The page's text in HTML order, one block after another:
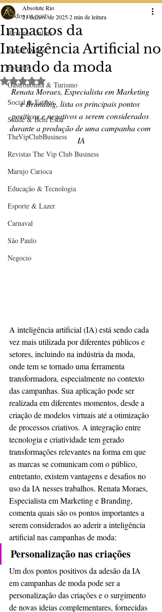
Todos os posts
Revistas Online
Jornal Online
Eventos
Gastronomia & Turismo
Social & Estilos
Saúde & Bem Estar
TheVipClubBusiness
Revistas The Vip Club Business
Marujo Carioca
Educação & Tecnologia
Esporte & Lazer
Carnaval
São Paulo
Negocio
Impactos da
Inteligência Artificial no
mundo da moda
Absolute Rio
21 de nov. de 20252 min de leitura
Avaliado com NaN de 5 estrelas.
Renata Moraes, Especialista em Marketing
e Branding, lista os principais pontos
positivos e negativos a serem considerados
durante a produção de uma campanha com
IA
A inteligência artificial (IA) está sendo cada
vez mais utilizada por diferentes públicos e
setores, incluindo na indústria da moda,
onde tem se tornado uma ferramenta
transformadora, especialmente no contexto
das campanhas. Sua aplicação pode ser
realizada em diferentes momentos, desde a
criação de modelos virtuais até a otimização
de processos criativos. A integração entre
tecnologia e criatividade tem gerado
transformações relevantes na forma em que
as marcas se comunicam com o público,
entretanto, existem vantagens e desafios no
uso da IA nesses trabalhos. Renata Moraes,
Especialista em Marketing e Branding,
comenta quais são os pontos importantes a
serem considerados ao aderir a inteligência
artificial nas campanhas de moda:
Personalização nas criações
Um dos pontos positivos da adesão da IA
em campanhas de moda pode ser a
personalização das criações e o surgimento
de novas ideias complementares, fornecidas